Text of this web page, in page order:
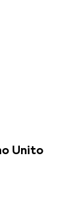
Unito